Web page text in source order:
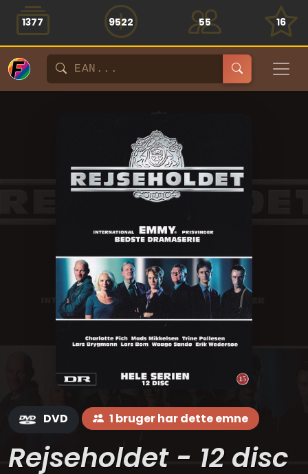
1377 9522 55 16
DVD 1 bruger har dette emne
Rejseholdet - 12 disc